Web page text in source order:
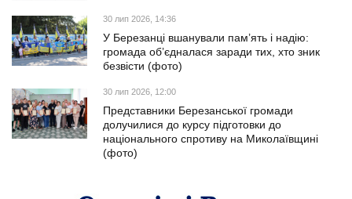
30 лип 2026, 14:36
У Березанці вшанували пам’ять і надію:
громада об’єдналася заради тих, хто зник
безвісти (фото)
30 лип 2026, 12:00
Представники Березанської громади
долучилися до курсу підготовки до
національного спротиву на Миколаївщині
(фото)